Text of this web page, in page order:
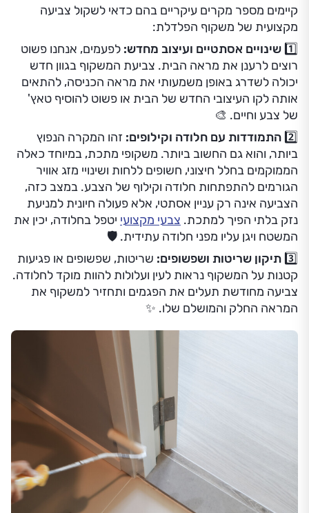
קיימים מספר מקרים עיקריים בהם כדאי לשקול צביעה
מקצועית של משקוף הפלדלת:
1️⃣ שינויים אסתטיים ועיצוב מחדש:
לפעמים, אנחנו פשוט
רוצים לרענן את מראה הבית. צביעת המשקוף בגוון חדש
יכולה לשדרג באופן משמעותי את מראה הכניסה, להתאים
אותה לקו העיצובי החדש של הבית או פשוט להוסיף טאץ'
של צבע וחיים. 🎨
2️⃣ התמודדות עם חלודה וקילופים:
זהו המקרה הנפוץ
ביותר, והוא גם החשוב ביותר. משקופי מתכת, במיוחד כאלה
הממוקמים בחלל חיצוני, חשופים ללחות ושינויי מזג אוויר
הגורמים להתפתחות חלודה וקילוף של הצבע. במצב כזה,
הצביעה אינה רק עניין אסתטי, אלא פעולה חיונית למניעת
נזק בלתי הפיך למתכת. צבעי מקצועי יטפל בחלודה, יכין את
המשטח ויגן עליו מפני חלודה עתידית. 🛡️
3️⃣ תיקון שריטות ושפשופים:
שריטות, שפשופים או פגיעות
קטנות על המשקוף נראות לעין ועלולות להוות מוקד לחלודה.
צביעה מחודשת תעלים את הפגמים ותחזיר למשקוף את
המראה החלק והמושלם שלו. ✨